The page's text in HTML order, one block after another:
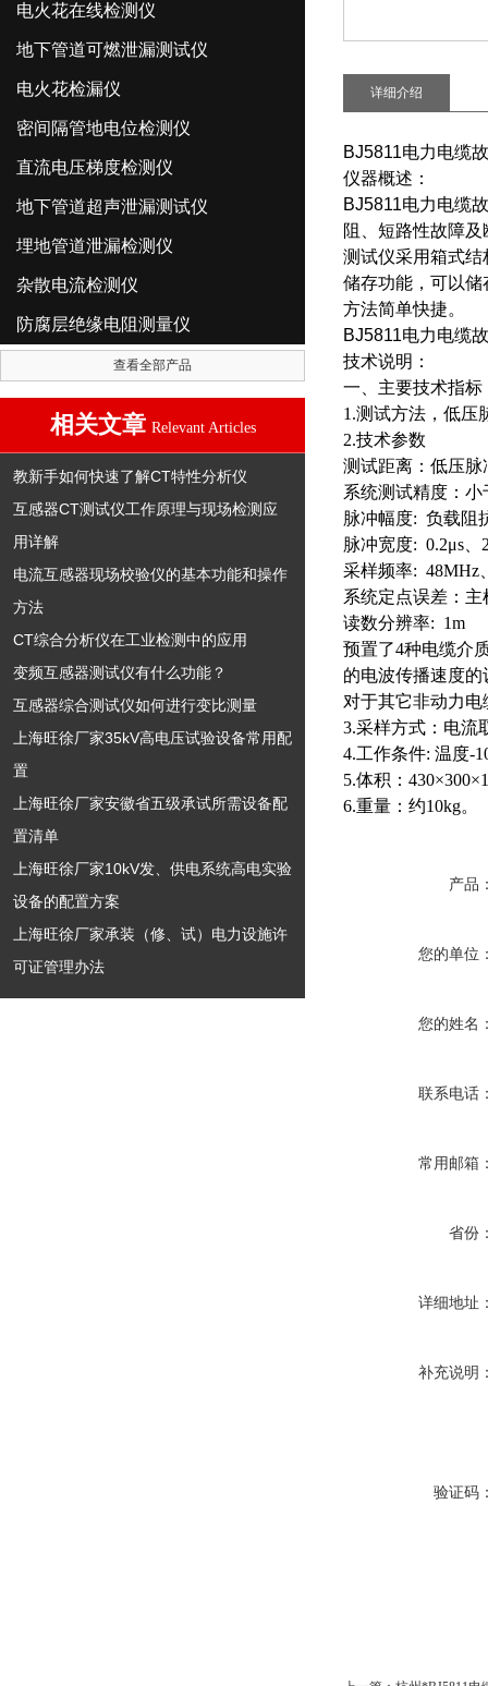
电火花在线检测仪
地下管道可燃泄漏测试仪
电火花检漏仪
密间隔管地电位检测仪
直流电压梯度检测仪
地下管道超声泄漏测试仪
埋地管道泄漏检测仪
杂散电流检测仪
防腐层绝缘电阻测量仪
查看全部产品
相关文章 Relevant Articles
教新手如何快速了解CT特性分析仪
互感器CT测试仪工作原理与现场检测应
用详解
电流互感器现场校验仪的基本功能和操作
方法
CT综合分析仪在工业检测中的应用
变频互感器测试仪有什么功能？
互感器综合测试仪如何进行变比测量
上海旺徐厂家35kV高电压试验设备常用配
置
上海旺徐厂家安徽省五级承试所需设备配
置清单
上海旺徐厂家10kV发、供电系统高电实验
设备的配置方案
上海旺徐厂家承装（修、试）电力设施许
可证管理办法
详细介绍
BJ5811电力电缆
仪器概述：
BJ5811电力电缆
阻、短路性故障
测试仪采用箱式
储存功能，可以
方法简单快捷。
BJ5811电力电缆
技术说明 ：
一、主要技术指标
1.测试方法，低压
2.技术参数
测试距离：低压脉
系统测试精度：小
脉冲幅度: 负载阻
脉冲宽度: 0.2μs、
采样频率: 48MHz
系统定点误差：
读数分辨率: 1m
预置了4种电缆介
的电波传播速度
对于其它非动力
3.采样方式：电流
4.工作条件: 温度-
5.体积：
6.重量：约10kg。
产品
您的单位
您的姓名
联系电话
常用邮箱
省份
详细地址
补充说明
验证码